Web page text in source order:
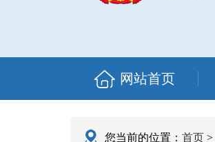
网站首页
您当前的位置： 首页 >